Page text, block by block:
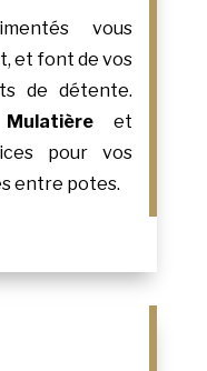
vous
et font de vos
de détente.
et
pour vos
entre potes.